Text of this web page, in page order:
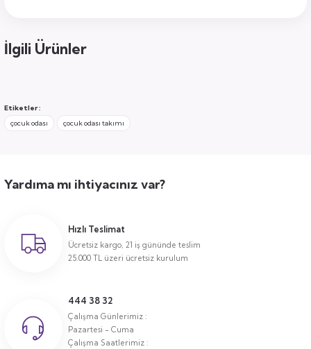
İlgili Ürünler
Etiketler :
çocuk odası
çocuk odası takımı
Yardıma mı ihtiyacınız var?
Hızlı Teslimat
Ücretsiz kargo, 21 iş gününde teslim
25.000 TL üzeri ücretsiz kurulum
444 38 32
Çalışma Günlerimiz :
Pazartesi - Cuma
Çalışma Saatlerimiz :